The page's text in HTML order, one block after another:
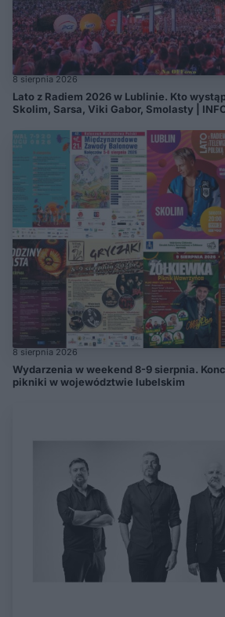
8 sierpnia 2026
Lato z Radiem 2026 w Lublinie. Kto
Skolim, Sarsa, Viki Gabor, Smolasty |
8 sierpnia 2026
Wydarzenia w weekend 8-9 sierpnia.
pikniki w województwie lubelskim